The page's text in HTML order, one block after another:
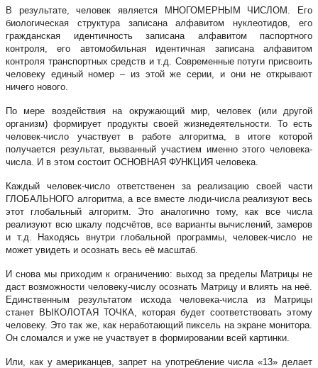
В результате, человек является МНОГОМЕРНЫМ ЧИСЛОМ. Его
биологическая структура записана алфавитом нуклеотидов, его
гражданская идентичность записана алфавитом паспортного
контроля, его автомобильная идентичная записана алфавитом
контроля транспортных средств и т.д. Современные потуги присвоить
человеку единый номер – из этой же серии, и они не открывают
ничего нового.
По мере воздействия на окружающий мир, человек (или другой
организм) формирует продукты своей жизнедеятельности. То есть
человек-число участвует в работе алгоритма, в итоге которой
получается результат, вызванный участием именно этого человека-
числа. И в этом состоит ОСНОВНАЯ ФУНКЦИЯ человека.
Каждый человек-число ответственен за реализацию своей части
ГЛОБАЛЬНОГО алгоритма, а все вместе люди-числа реализуют весь
этот глобальный алгоритм. Это аналогично тому, как все числа
реализуют всю шкалу подсчётов, все варианты вычислений, замеров
и т.д. Находясь внутри глобальной программы, человек-число не
может увидеть и осознать весь её масштаб.
И снова мы приходим к ограничению: выход за пределы Матрицы не
даст возможности человеку-числу осознать Матрицу и влиять на неё.
Единственным результатом исхода человека-числа из Матрицы
станет ВЫКОЛОТАЯ ТОЧКА, которая будет соответствовать этому
человеку. Это так же, как неработающий пиксель на экране монитора.
Он сломался и уже не участвует в формировании всей картинки.
Или, как у американцев, запрет на употребление числа «13» делает